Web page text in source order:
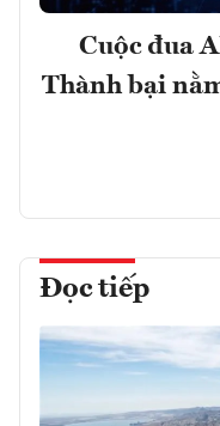
Cuộc đua
Thành bại
Đọc tiếp